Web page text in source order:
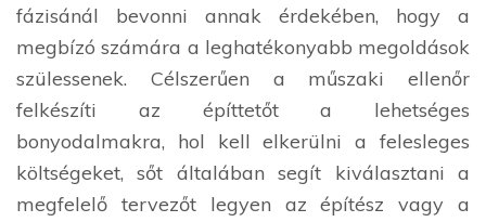
fázisánál bevonni annak érdekében, hogy a
megbízó számára a leghatékonyabb megoldások
szülessenek. Célszerűen a műszaki ellenőr
felkészíti az építtetőt a lehetséges
bonyodalmakra, hol kell elkerülni a felesleges
költségeket, sőt általában segít kiválasztani a
megfelelő tervezőt legyen az építész vagy a